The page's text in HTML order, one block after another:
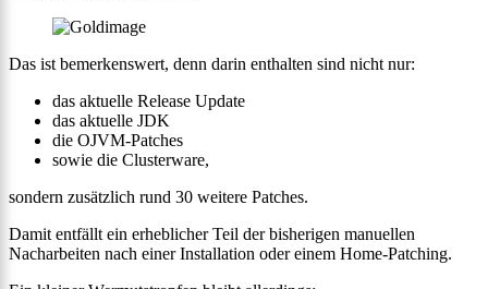
Das ist bemerkenswert, denn darin enthalten sind nicht nur:
das aktuelle Release Update
das aktuelle JDK
die OJVM-Patches
sowie die Clusterware,
sondern zusätzlich rund 30 weitere Patches.
Damit entfällt ein erheblicher Teil der bisherigen manuellen
Nacharbeiten nach einer Installation oder einem Home-Patching.